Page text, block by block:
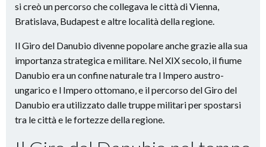
si creò un percorso che collegava le città di Vienna,
Bratislava, Budapest e altre località della regione.
Il Giro del Danubio divenne popolare anche grazie alla sua
importanza strategica e militare. Nel XIX secolo, il fiume
Danubio era un confine naturale tra l Impero austro-
ungarico e l Impero ottomano, e il percorso del Giro del
Danubio era utilizzato dalle truppe militari per spostarsi
tra le città e le fortezze della regione.